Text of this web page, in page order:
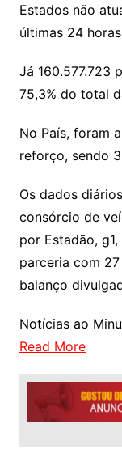
Estados não
últimas 24
Já 160.577.723
75,3% do total
No País, foram
reforço, sendo
Os dados
consórcio de
por Estadão,
parceria com
balanço
Notícias ao
Read More